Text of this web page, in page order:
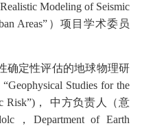
Modeling of Seismic
Areas”）项目学术委员
确定性评估的地球物理研
Studies for the
Risk”)， 中方负责人（意
，Department of Earth